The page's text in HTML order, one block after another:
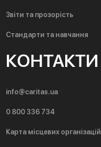
Звіти та прозорість
Стандарти та навчання
КОНТАКТИ
info@caritas.ua
0 800 336 734
Карта місцевих організацій